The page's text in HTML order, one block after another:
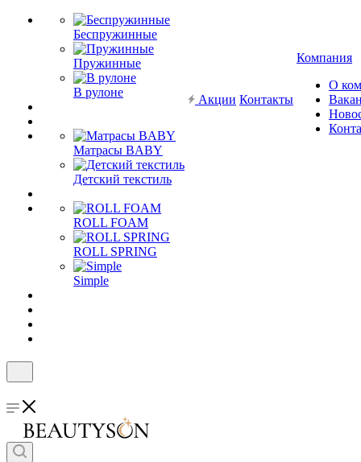
Беспружинные
Пружинные
В рулоне
Матрасы BABY
Детский текстиль
ROLL FOAM
ROLL SPRING
Simple
Акции Контакты
Компания
О